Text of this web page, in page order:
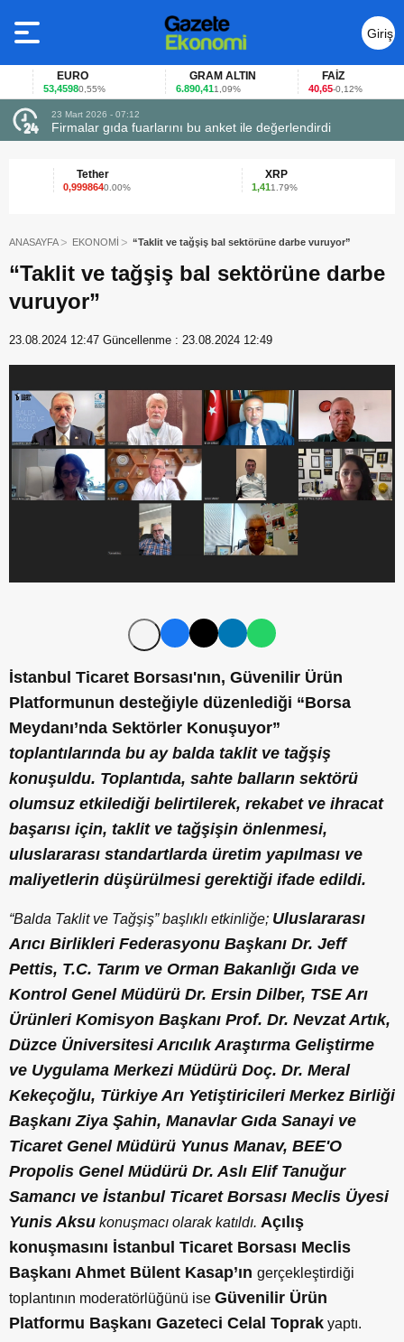
Giriş
Yap
EURO
53,45980,55%
GRAM ALTIN
6.890,411,09% 40,65-0,12%
23 Mart 2026 - 07:12
Firmalar gıda fuarlarını bu anket ile değerlendirdi
Tether
0,9998640.00%
XRP
1.79%
ANASAYFA EKONOMİ “Taklit ve tağşiş bal sektörüne darbe vuruyor”
“Taklit ve tağşiş bal sektörüne darbe
vuruyor”
23.08.2024 12:47 Güncellenme : 23.08.2024 12:49
İstanbul Ticaret Borsası'nın, Güvenilir Ürün
Platformunun desteğiyle düzenlediği “Borsa
Meydanı’nda Sektörler Konuşuyor”
toplantılarında bu ay balda taklit ve tağşiş
konuşuldu. Toplantıda, sahte balların sektörü
olumsuz etkilediği belirtilerek, rekabet ve ihracat
başarısı için, taklit ve tağşişin önlenmesi,
uluslararası standartlarda üretim yapılması ve
maliyetlerin düşürülmesi gerektiği ifade edildi.
“Balda Taklit ve Tağşiş” başlıklı etkinliğe; Uluslararası
Arıcı Birlikleri Federasyonu Başkanı Dr. Jeff
Pettis, T.C. Tarım ve Orman Bakanlığı Gıda ve
Kontrol Genel Müdürü Dr. Ersin Dilber, TSE Arı
Ürünleri Komisyon Başkanı Prof. Dr. Nevzat Artık,
Düzce Üniversitesi Arıcılık Araştırma Geliştirme
ve Uygulama Merkezi Müdürü Doç. Dr. Meral
Kekeçoğlu, Türkiye Arı Yetiştiricileri Merkez Birliği
Başkanı Ziya Şahin, Manavlar Gıda Sanayi ve
Ticaret Genel Müdürü Yunus Manav, BEE'O
Propolis Genel Müdürü Dr. Aslı Elif Tanuğur
Samancı ve İstanbul Ticaret Borsası Meclis Üyesi
Yunis Aksu konuşmacı olarak katıldı. Açılış
konuşmasını İstanbul Ticaret Borsası Meclis
Başkanı Ahmet Bülent Kasap’ın gerçekleştirdiği
toplantının moderatörlüğünü ise Güvenilir Ürün
Platformu Başkanı Gazeteci Celal Toprak yaptı.